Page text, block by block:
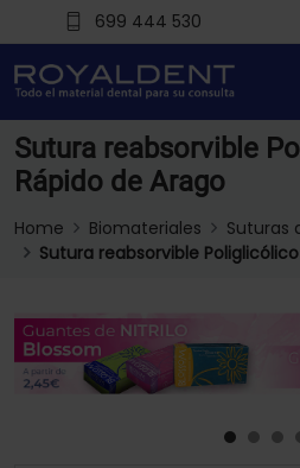
699 444 530
Sutura reabsorvible
Rápido de Arago
Home Biomateriales Suturas
Sutura reabsorvible